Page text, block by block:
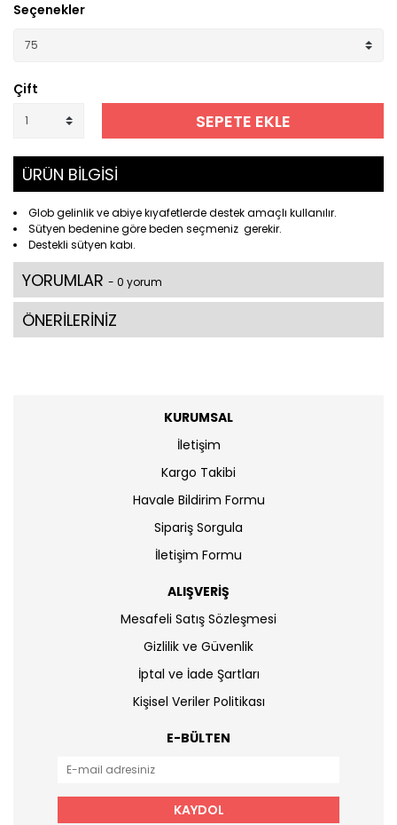
Seçenekler
Çift
SEPETE EKLE
ÜRÜN BİLGİSİ
Glob gelinlik ve abiye kıyafetlerde destek amaçlı kullanılır.
Sütyen bedenine göre beden seçmeniz gerekir.
Destekli sütyen kabı.
YORUMLAR - 0 yorum
ÖNERİLERİNİZ
KURUMSAL
İletişim
Kargo Takibi
Havale Bildirim Formu
Sipariş Sorgula
İletişim Formu
ALIŞVERİŞ
Mesafeli Satış Sözleşmesi
Gizlilik ve Güvenlik
İptal ve İade Şartları
Kişisel Veriler Politikası
E-BÜLTEN
KAYDOL